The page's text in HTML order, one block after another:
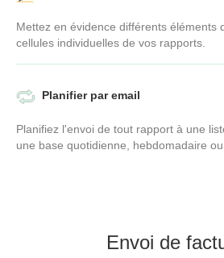
Mettez en évidence différents éléments
cellules individuelles de vos rapports.
Planifier par email
Planifiez l'envoi de tout rapport à une
une base quotidienne, hebdomadaire ou
Envoi de